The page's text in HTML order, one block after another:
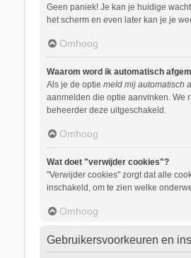
Geen paniek! Je kan je huidige
het scherm en even later kan je je
Omhoog
Waarom word ik automatisch
Als je de optie meld mij automatisch
aanmelden die optie aanvinken. We
beheerder deze uitgeschakeld.
Omhoog
Wat doet "verwijder cookies"?
"Verwijder cookies" zorgt dat alle
inschakeld, om te zien welke
Omhoog
Gebruikersvoorkeuren en